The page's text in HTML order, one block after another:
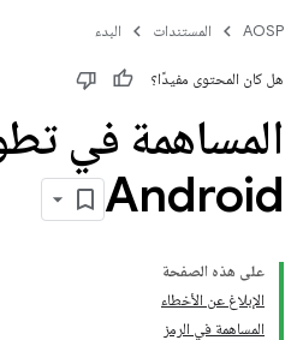
AOSP المستندات البدء
هل كان المحتوى مفيدًا؟
المساهمة في
Android
على هذه الصفحة
الإبلاغ عن الأخطاء
المساهمة في الرمز